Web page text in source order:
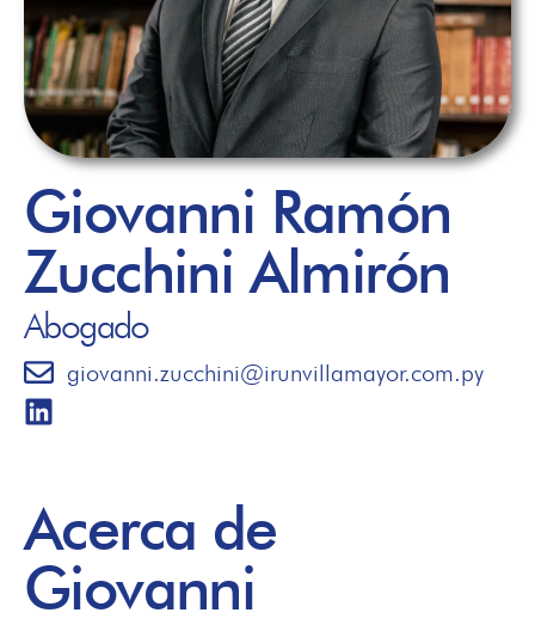
Giovanni Ramón
Zucchini Almirón
Abogado
giovanni.zucchini@irunvillamayor.com.py
Acerca de
Giovanni